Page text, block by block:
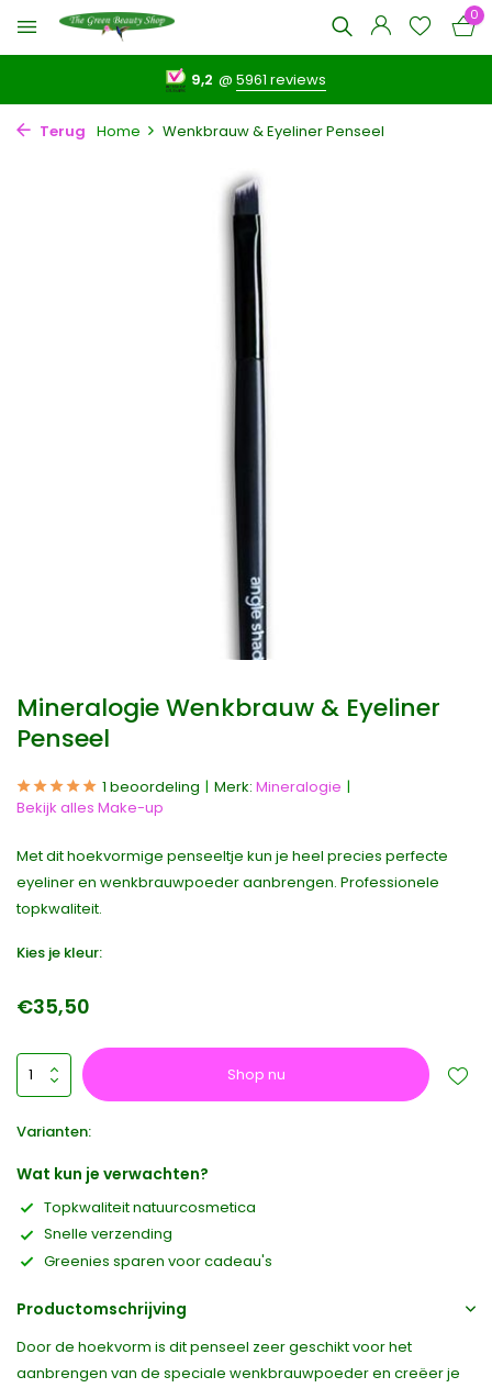
0
9,2 @5961 reviews
Terug Home Wenkbrauw & Eyeliner Penseel
Mineralogie Wenkbrauw & Eyeliner
Penseel
1 beoordeling Merk: Mineralogie
Bekijk alles Make-up
Met dit hoekvormige penseeltje kun je heel precies perfecte
eyeliner en wenkbrauwpoeder aanbrengen. Professionele
topkwaliteit.
Kies je kleur:
€35,50
Shop nu
Varianten:
Wat kun je verwachten?
Topkwaliteit natuurcosmetica
Snelle verzending
Greenies sparen voor cadeau's
Productomschrijving
Door de hoekvorm is dit penseel zeer geschikt voor het
aanbrengen van de speciale wenkbrauwpoeder en creëer je